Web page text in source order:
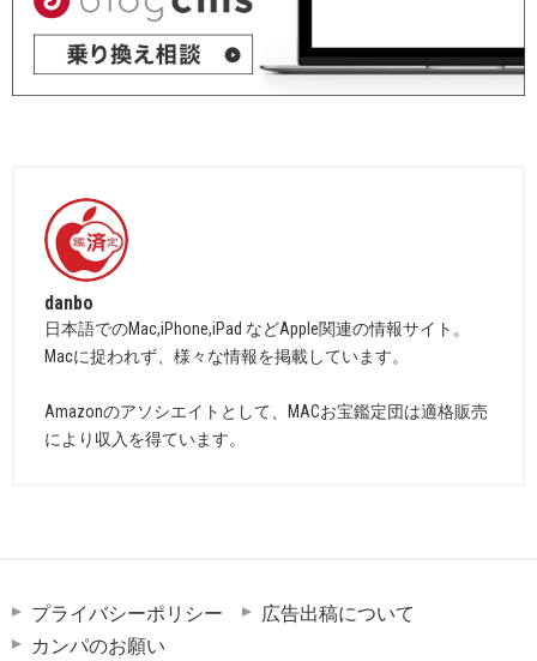
danbo
日本語でのMac,iPhone,iPad などApple関連の情報サイト。
Macに捉われず、様々な情報を掲載しています。
Amazonのアソシエイトとして、MACお宝鑑定団は適格販売
により収入を得ています。
プライバシーポリシー
広告出稿について
カンパのお願い